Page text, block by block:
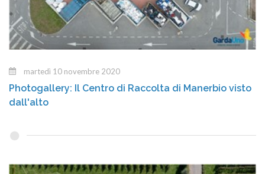
martedì 10 novembre 2020
Photogallery: Il Centro di Raccolta di Manerbio visto
dall'alto